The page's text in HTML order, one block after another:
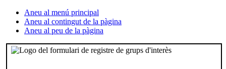
Aneu al menú principal
Aneu al contingut de la pàgina
Aneu al peu de la pàgina